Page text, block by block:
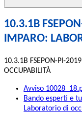
10.3.1B
IMPARO:
10.3.1B FSEPON-PI-
OCCUPABILITÀ
Avviso
Bando esperti e
Laboratorio di